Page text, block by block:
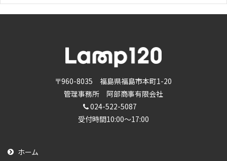
〒960-8035 福島県福島市本町1-20
管理事務所 阿部商事有限会社
024-522-5087
受付時間10:00～17:00
ホーム